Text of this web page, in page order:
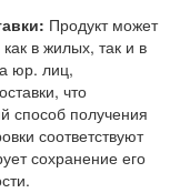
Продукт может
в жилых, так и в
юр. лиц,
что
способ получения
соответствуют
сохранение его